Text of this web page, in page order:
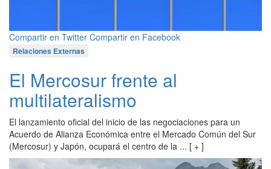
Compartir en Twitter Compartir en Facebook
Relaciones Externas
El Mercosur frente al
multilateralismo
El lanzamiento oficial del inicio de las negociaciones para un
Acuerdo de Alianza Económica entre el Mercado Común del Sur
(Mercosur) y Japón, ocupará el centro de la ... [ + ]